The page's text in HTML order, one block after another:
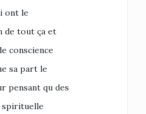
ont le
de tout ça et
conscience
sa part le
pensant qu des
spirituelle